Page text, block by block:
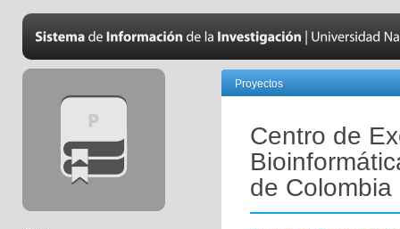
Proyectos
Centro de
de Colombia